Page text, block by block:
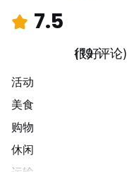
7.5
很好
(19 评论)
活动
美食
购物
休闲